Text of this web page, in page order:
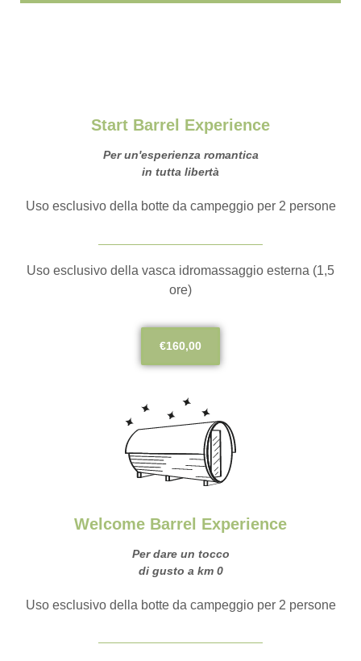
Start Barrel Experience
Per un'esperienza romantica
in tutta libertà
Uso esclusivo della botte da campeggio per 2 persone
Uso esclusivo della vasca idromassaggio esterna (1,5
ore)
€160,00
Welcome Barrel Experience
Per dare un tocco
di gusto a km 0
Uso esclusivo della botte da campeggio per 2 persone